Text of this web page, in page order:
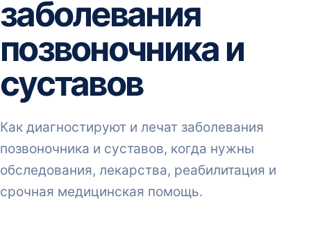
заболевания
позвоночника и
суставов
Как диагностируют и лечат заболевания
позвоночника и суставов, когда нужны
обследования, лекарства, реабилитация и
срочная медицинская помощь.